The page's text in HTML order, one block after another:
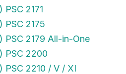
2171
PSC 2175
PSC 2179 All-in-One
PSC 2200
PSC 2210 / V / XI